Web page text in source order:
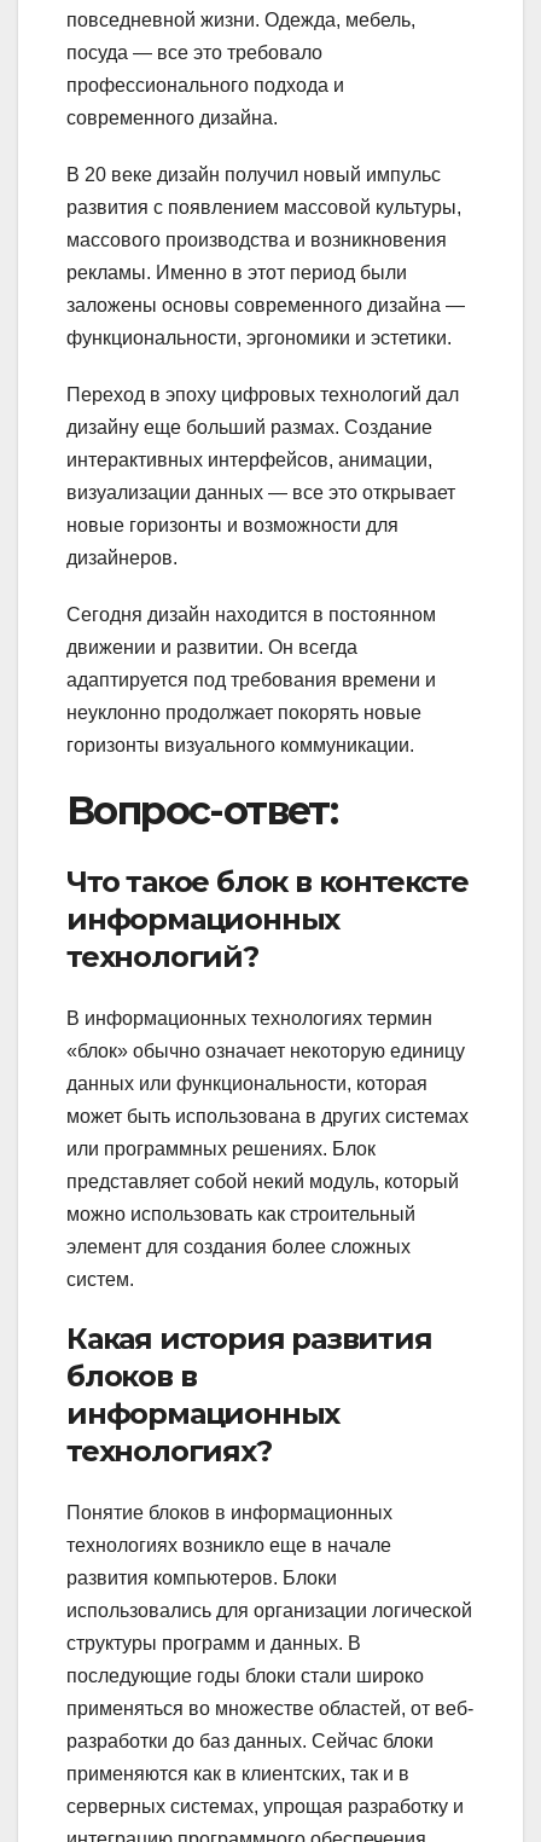
повседневной жизни. Одежда, мебель,
посуда — все это требовало
профессионального подхода и
современного дизайна.
В 20 веке дизайн получил новый импульс
развития с появлением массовой культуры,
массового производства и возникновения
рекламы. Именно в этот период были
заложены основы современного дизайна —
функциональности, эргономики и эстетики.
Переход в эпоху цифровых технологий дал
дизайну еще больший размах. Создание
интерактивных интерфейсов, анимации,
визуализации данных — все это открывает
новые горизонты и возможности для
дизайнеров.
Сегодня дизайн находится в постоянном
движении и развитии. Он всегда
адаптируется под требования времени и
неуклонно продолжает покорять новые
горизонты визуального коммуникации.
Вопрос-ответ:
Что такое блок в контексте
информационных
технологий?
В информационных технологиях термин
«блок» обычно означает некоторую единицу
данных или функциональности, которая
может быть использована в других системах
или программных решениях. Блок
представляет собой некий модуль, который
можно использовать как строительный
элемент для создания более сложных
систем.
Какая история развития
блоков в
информационных
технологиях?
Понятие блоков в информационных
технологиях возникло еще в начале
развития компьютеров. Блоки
использовались для организации логической
структуры программ и данных. В
последующие годы блоки стали широко
применяться во множестве областей, от веб-
разработки до баз данных. Сейчас блоки
применяются как в клиентских, так и в
серверных системах, упрощая разработку и